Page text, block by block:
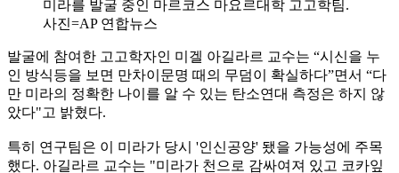
미라를 발굴 중인 마르코스 마요르대학 고고학팀.
사진=AP 연합뉴스
발굴에 참여한 고고학자인 미겔 아길라르 교수는 “시신을 누
인 방식등을 보면 만차이문명 때의 무덤이 확실하다”면서 “다
만 미라의 정확한 나이를 알 수 있는 탄소연대 측정은 하지 않
았다"고 밝혔다.
특히 연구팀은 이 미라가 당시 '인신공양' 됐을 가능성에 주목
했다. 아길라르 교수는 "미라가 천으로 감싸여져 있고 코카잎